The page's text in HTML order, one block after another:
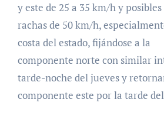
y este de 25 a 35 km/h y posibles
rachas de 50 km/h,
costa del estado, fijándose a la
componente norte con similar
tarde-noche del jueves y
componente este por la tarde